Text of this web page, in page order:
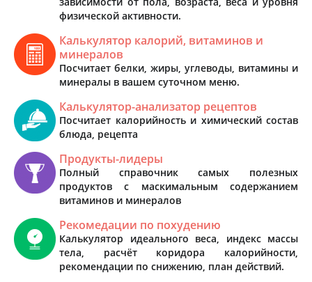
физической активности.
Калькулятор калорий, витаминов и
минералов
Посчитает белки, жиры, углеводы, витамины и
минералы в вашем суточном меню.
Калькулятор-анализатор рецептов
Посчитает калорийность и химический состав
блюда, рецепта
Продукты-лидеры
Полный справочник самых полезных
продуктов с маскимальным содержанием
витаминов и минералов
Рекомедации по похудению
Калькулятор идеального веса, индекс массы
тела, расчёт коридора калорийности,
рекомендации по снижению, план действий.